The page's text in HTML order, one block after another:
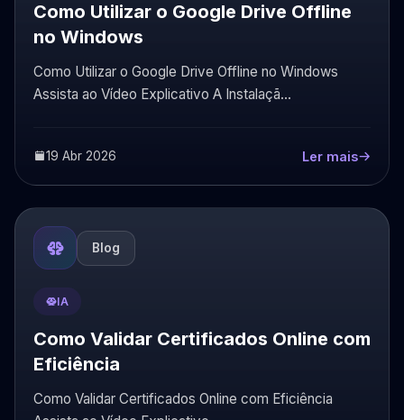
Como Utilizar o Google Drive Offline
no Windows
Como Utilizar o Google Drive Offline no Windows
Assista ao Vídeo Explicativo A Instalaçã...
19 Abr 2026 Ler mais
Blog
IA
Como Validar Certificados Online com
Eficiência
Como Validar Certificados Online com Eficiência